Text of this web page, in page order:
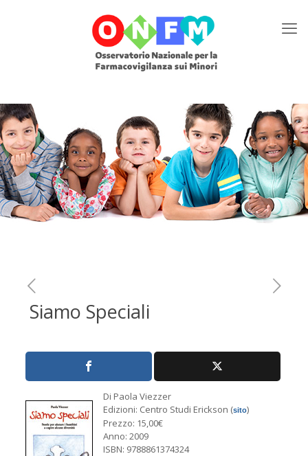
Siamo Speciali
Di Paola Viezzer
Edizioni: Centro Studi Erickson (sito)
Prezzo: 15,00€
Anno: 2009
ISBN: 9788861374324